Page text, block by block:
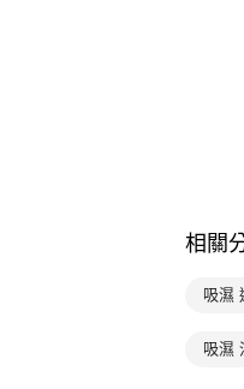
相關
吸濕
吸濕